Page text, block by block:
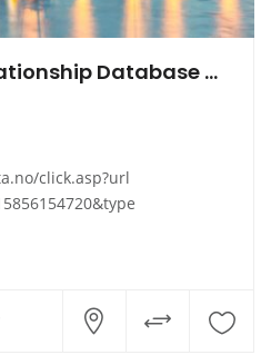
RELATE GmbH, Relationship Database Management
click.asp?url